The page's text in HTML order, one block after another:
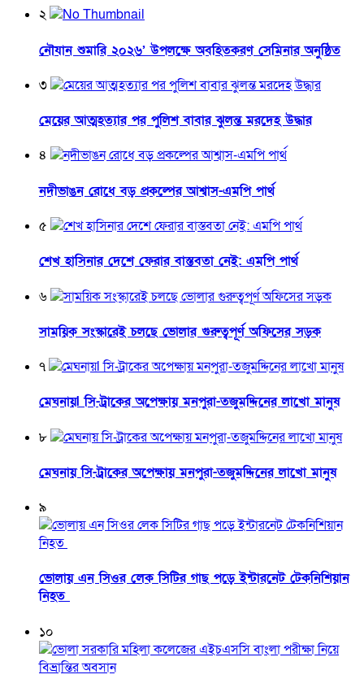
২
নৌযান শুমারি ২০২৬’ উপলক্ষে অবহিতকরণ সেমিনার অনুষ্ঠিত
৩
মেয়ের আত্মহত্যার পর পুলিশ বাবার ঝুলন্ত মরদেহ উদ্ধার
৪
নদীভাঙন রোধে বড় প্রকল্পের আশ্বাস-এমপি পার্থ
৫
শেখ হাসিনার দেশে ফেরার বাস্তবতা নেই: এমপি পার্থ
৬
সাময়িক সংস্কারেই চলছে ভোলার গুরুত্বপূর্ণ অফিসের সড়ক
৭
মেঘনায়l সি-ট্রাকের অপেক্ষায় মনপুরা-তজুমদ্দিনের লাখো মানুষ
৮
মেঘনায় সি-ট্রাকের অপেক্ষায় মনপুরা-তজুমদ্দিনের লাখো মানুষ
৯
ভোলায় এন সিওর লেক সিটির গাছ পড়ে ইন্টারনেট টেকনিশিয়ান
নিহত
১০